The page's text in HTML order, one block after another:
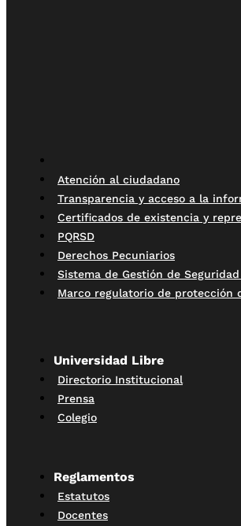
Atención al ciudadano
Transparencia y acceso a la
Certificados de existencia y
PQRSD
Derechos Pecuniarios
Sistema de Gestión de
Marco regulatorio de protección
Universidad Libre
Directorio Institucional
Prensa
Colegio
Reglamentos
Estatutos
Docentes